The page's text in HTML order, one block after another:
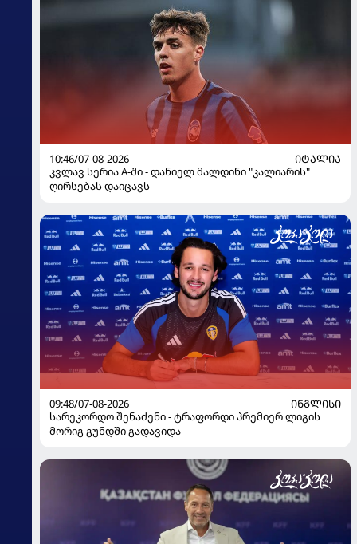
10:46/07-08-2026
ᲘᲢᲐᲚᲘᲐ
კვლავ სერია A-ში - დანიელ მალდინი "კალიარის"
ღირსებას დაიცავს
09:48/07-08-2026
ᲘᲜᲒᲚᲘᲡᲘ
სარეკორდო შენაძენი - ტრაფორდი პრემიერ ლიგის
მორიგ გუნდში გადავიდა